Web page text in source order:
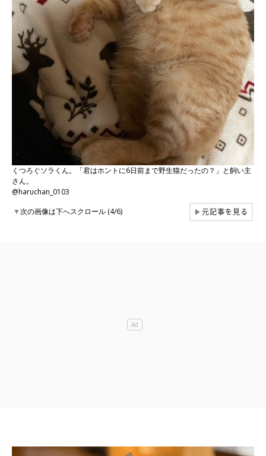
くつろぐソラくん。「君はホントに6日前まで野生猫だったの？」と飼い主
さん。
@haruchan_0103
▼次の画像は下へスクロール (4/6) ▶元記事を見る